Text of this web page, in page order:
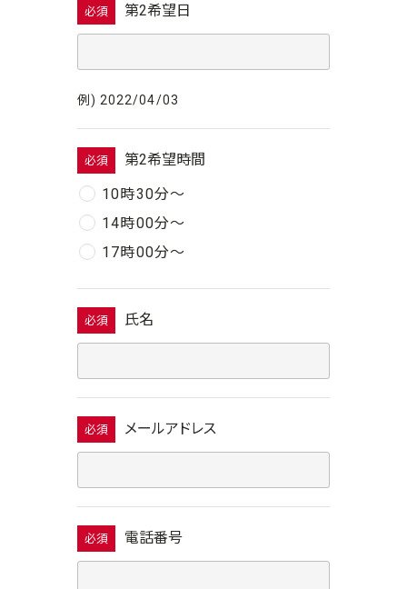
必須 第2希望日
例) 2022/04/03
必須
第2希望時間
10時30分〜
14時00分〜
17時00分〜
必須 氏名
必須 メールアドレス
必須 電話番号